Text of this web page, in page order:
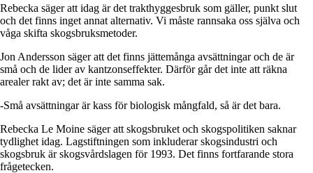
Rebecka säger att idag är det trakthyggesbruk som gäller, punkt slut
och det finns inget annat alternativ. Vi måste rannsaka oss själva och
våga skifta skogsbruksmetoder.
Jon Andersson säger att det finns jättemånga avsättningar och de är
små och de lider av kantzonseffekter. Därför går det inte att räkna
arealer rakt av; det är inte samma sak.
-Små avsättningar är kass för biologisk mångfald, så är det bara.
Rebecka Le Moine säger att skogsbruket och skogspolitiken saknar
tydlighet idag. Lagstiftningen som inkluderar skogsindustri och
skogsbruk är skogsvårdslagen för 1993. Det finns fortfarande stora
frågetecken.